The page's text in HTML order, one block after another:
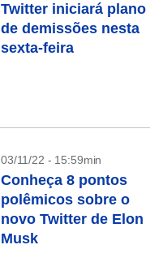
Twitter iniciará plano
de demissões nesta
sexta-feira
03/11/22 - 15:59min
Conheça 8 pontos
polêmicos sobre o
novo Twitter de Elon
Musk